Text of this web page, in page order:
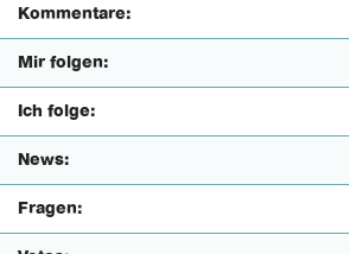
Kommentare:
Mir folgen:
Ich folge:
News:
Fragen: